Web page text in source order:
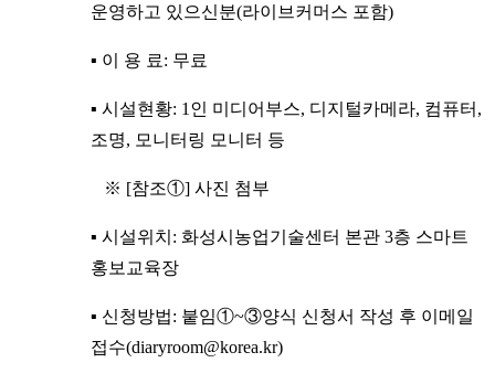
운영하고 있으신분(라이브커머스 포함)
▪ 이 용 료: 무료
▪ 시설현황: 1인 미디어부스, 디지털카메라, 컴퓨터,
조명, 모니터링 모니터 등
※ [참조①] 사진 첨부
▪ 시설위치: 화성시농업기술센터 본관 3층 스마트
홍보교육장
▪ 신청방법: 붙임①~③양식 신청서 작성 후 이메일
접수(diaryroom@korea.kr)